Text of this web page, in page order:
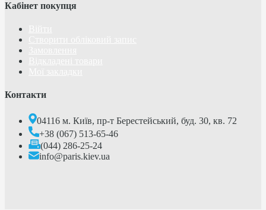
Кабінет покупця
Контакти
04116 м. Київ, пр-т Берестейський, буд. 30, кв. 72
+38 (067) 513-65-46
(044) 286-25-24
info@paris.kiev.ua